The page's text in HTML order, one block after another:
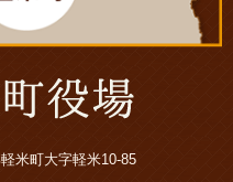
米町大字軽米10-85